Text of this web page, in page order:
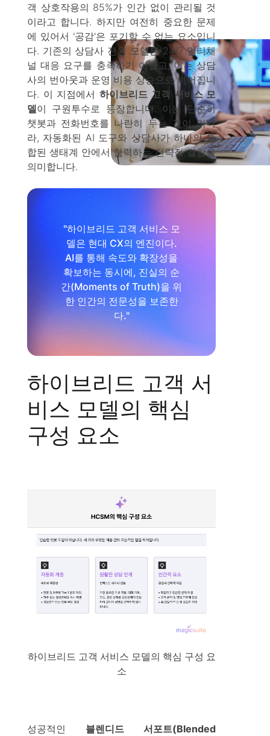
객 상호작용의 85%가 인간 없이 관리될 것
이라고 합니다. 하지만 여전히 중요한 문제
에 있어서 '공감'은 포기할 수 없는 요소입니
다. 기존의 상담사 전용 모델은 24/7 멀티채
널 대응 요구를 충족하기 어렵고, 이는 상담
사의 번아웃과 운영 비용 상승으로 이어집니
다. 이 지점에서하이브리드 고객 서비스 모
델이 구원투수로 등장합니다. 이는 단순히
챗봇과 전화번호를 나란히 두는 것이 아니
라, 자동화된 AI 도구와 상담사가 하나의 통
합된 생태계 안에서 협력하는 전략적 결합을
의미합니다.
"하이브리드 고객 서비스 모
델은 현대 CX의 엔진이다.
AI를 통해 속도와 확장성을
확보하는 동시에, 진실의 순
간(Moments of Truth)을 위
한 인간의 전문성을 보존한
다."
하이브리드 고객 서
비스 모델의 핵심
구성 요소
하이브리드 고객 서비스 모델의 핵심 구성 요
소
성공적인 블렌디드 서포트(Blended